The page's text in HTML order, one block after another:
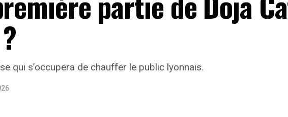
qui s’occupera de chauffer le public lyonnais.